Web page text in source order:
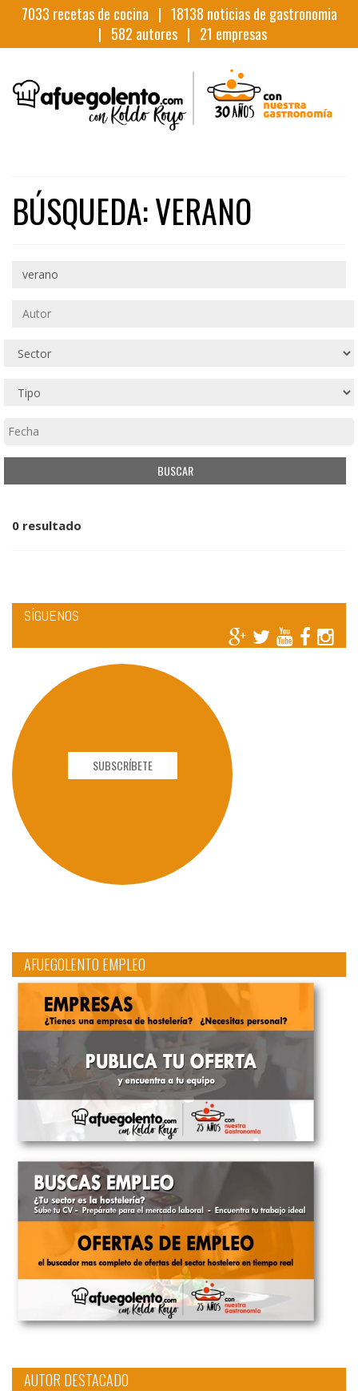
7033 recetas de cocina | 18138 noticias de gastronomia
| 582 autores | 21 empresas
BÚSQUEDA: VERANO
0 resultado
SÍGUENOS
SUBSCRÍBETE
AFUEGOLENTO EMPLEO
AUTOR DESTACADO